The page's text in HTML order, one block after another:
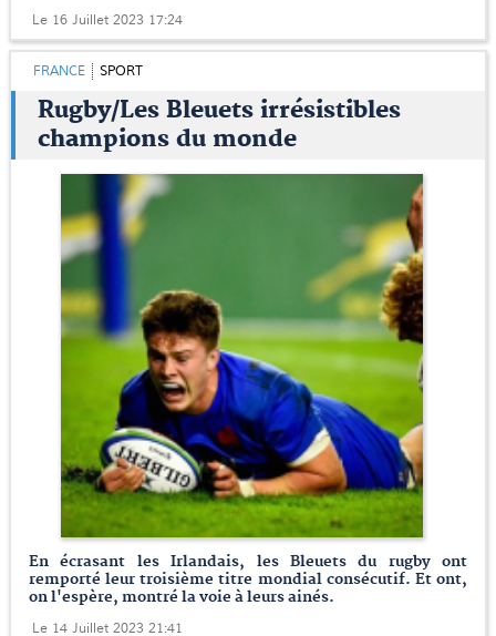
Le 16 Juillet 2023 17:24
FRANCE SPORT
Rugby/Les Bleuets irrésistibles
champions du monde
En écrasant les Irlandais, les Bleuets du rugby ont
remporté leur troisième titre mondial consécutif. Et ont,
on l'espère, montré la voie à leurs ainés.
Le 14 Juillet 2023 21:41